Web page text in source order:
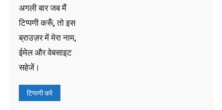
अगली बार जब मैं
टिप्पणी करूँ, तो इस
ब्राउज़र में मेरा नाम,
ईमेल और वेबसाइट
सहेजें।